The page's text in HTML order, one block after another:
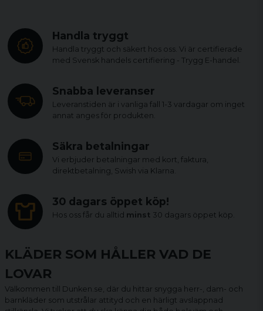
Handla tryggt
Handla tryggt och säkert hos oss. Vi är certifierade
med Svensk handels certifiering - Trygg E-handel.
Snabba leveranser
Leveranstiden är i vanliga fall 1-3 vardagar om inget
annat anges för produkten.
Säkra betalningar
Vi erbjuder betalningar med kort, faktura,
direktbetalning, Swish via Klarna.
30 dagars öppet köp!
Hos oss får du alltid minst 30 dagars öppet köp.
KLÄDER SOM HÅLLER VAD DE
LOVAR
Välkommen till Dunken.se, där du hittar snygga herr-, dam- och
barnkläder som utstrålar attityd och en härligt avslappnad